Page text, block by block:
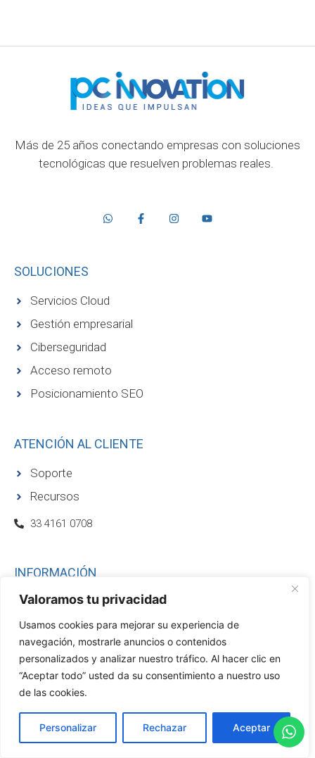
Valoramos tu privacidad
Usamos cookies para mejorar su experiencia de
navegación, mostrarle anuncios o contenidos
personalizados y analizar nuestro tráfico. Al hacer clic en
“Aceptar todo” usted da su consentimiento a nuestro uso
de las cookies.
Personalizar Rechazar Aceptar
Más de 25 años conectando empresas con soluciones
tecnológicas que resuelven problemas reales.
SOLUCIONES
Servicios Cloud
Gestión empresarial
Ciberseguridad
Acceso remoto
Posicionamiento SEO
ATENCIÓN AL CLIENTE
Soporte
Recursos
33 4161 0708
INFORMACIÓN
Promociones
Contacto
Bolsa de trabajo
Directorio
Comunicados
Certificado ProIntegridad
Nosotros